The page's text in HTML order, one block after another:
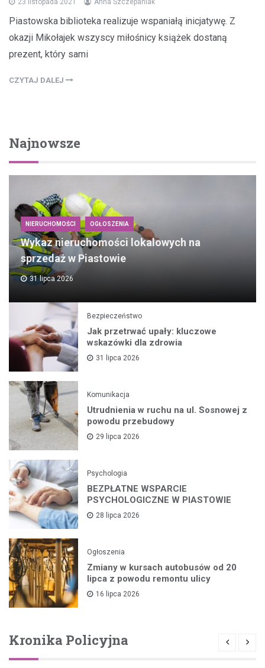
Piastowska biblioteka realizuje wspaniałą inicjatywę. Z
okazji Mikołajek wszyscy miłośnicy książek dostaną
prezent, który sami
CZYTAJ DALEJ
Najnowsze
NIERUCHOMOŚCI OGŁOSZENIA
Wykaz nieruchomości lokalowych na
sprzedaż w Piastowie
31 lipca 2026
Bezpieczeństwo
Jak przetrwać upały: kluczowe
wskazówki dla zdrowia
31 lipca 2026
Komunikacja
Utrudnienia w ruchu na ul. Sosnowej z
powodu przebudowy
29 lipca 2026
Psychologia
BEZPŁATNE WSPARCIE
PSYCHOLOGICZNE W PIASTOWIE
28 lipca 2026
Ogłoszenia
Zmiany w kursach autobusów od 20
lipca z powodu remontu ulicy
16 lipca 2026
Kronika Policyjna